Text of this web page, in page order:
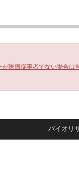
が医療従事者でない場合は
バイオリ